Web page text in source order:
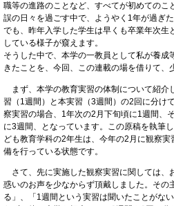
職等の進路のことなど、すべてが初めてのこ
誤の日々を過ごす中で、ようやく1年が過ぎ
でも、昨年入学した学生は早くも卒業年次生
している様子が窺えます。
そうした中で、本学の一教員として私が養成
きたことを、今回、この連載の場を借りて
まず、本学の教育実習の体制について紹介
習（1週間）と本実習（3週間）の2回に分け
察実習の場合、1年次の2月下旬頃に1週間、
に3週間、となっています。この原稿を執筆
ども教育学科の2年生は、今年の2月に観察
備を行っている状態です。
さて、先に実施した観察実習に関しては、
惑いのお声を少なからず頂戴しました。その
る」、「1週間という実習は聞いたことがな